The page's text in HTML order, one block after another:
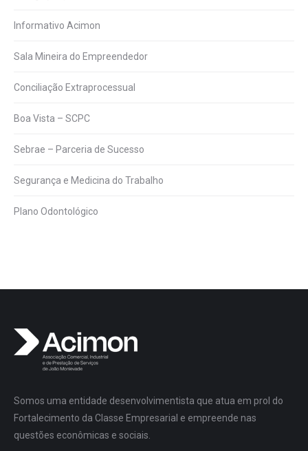
Informativo Acimon
Sala Mineira do Empreendedor
Conciliação Extraprocessual
Boa Vista – SCPC
Sebrae – Parceria de Sucesso
Segurança e Medicina do Trabalho
Plano Odontológico
Somos uma entidade desenvolvimentista que atua em prol do
Fortalecimento da Classe Empresarial e empreende nas
questões econômicas e sociais.